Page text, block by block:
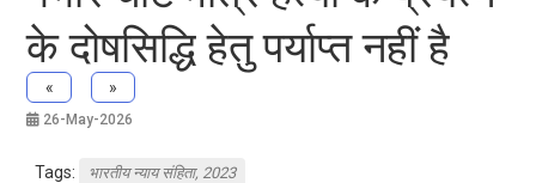
के दोषसिद्धि हेतु पर्याप्त नहीं है
« »
26-May-2026
Tags: भारतीय न्याय संहिता, 2023